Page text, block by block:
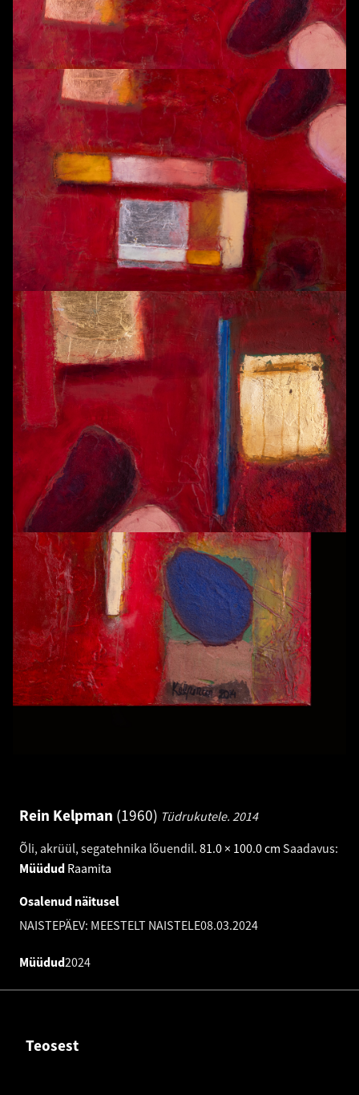
Rein Kelpman 1960 Tüdrukutele. 2014
Õli, akrüül, segatehnika lõuendil. 81.0 × 100.0 cm Saadavus:
Müüdud Raamita
Osalenud näitusel
NAISTEPÄEV: MEESTELT NAISTELE08.03.2024
Müüdud2024
Teosest